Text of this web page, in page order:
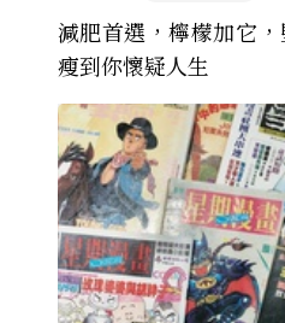
減肥首選，檸檬加它
瘦到你懷疑人生